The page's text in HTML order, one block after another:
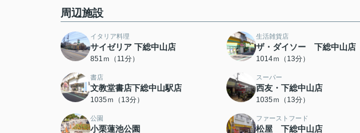
周辺施設
イタリア料理
サイゼリア 下総中山店
851ｍ（11分）
生活雑貨店
ザ・ダイソー 下総中山店
1014ｍ（13分）
書店
文教堂書店下総中山駅店
1035ｍ（13分）
スーパー
西友・下総中山店
1035ｍ（13分）
公園
小栗蓮池公園
ファーストフード
松屋 下総中山店